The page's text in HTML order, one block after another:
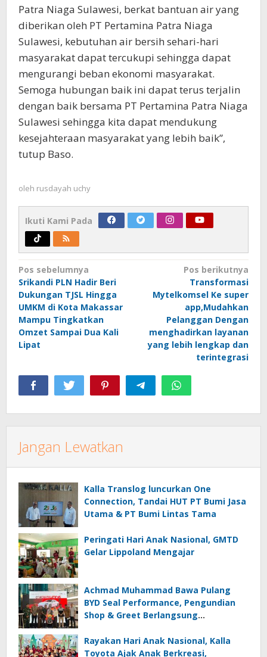
Patra Niaga Sulawesi, berkat bantuan air yang
diberikan oleh PT Pertamina Patra Niaga
Sulawesi, kebutuhan air bersih sehari-hari
masyarakat dapat tercukupi sehingga dapat
mengurangi beban ekonomi masyarakat.
Semoga hubungan baik ini dapat terus terjalin
dengan baik bersama PT Pertamina Patra Niaga
Sulawesi sehingga kita dapat mendukung
kesejahteraan masyarakat yang lebih baik”,
tutup Baso.
oleh rusdayah uchy
Ikuti Kami Pada
Navigasi
pos
Pos sebelumnya
Srikandi PLN Hadir Beri
Dukungan TJSL Hingga
UMKM di Kota Makassar
Mampu Tingkatkan
Omzet Sampai Dua Kali
Lipat
Pos berikutnya
Transformasi
Mytelkomsel Ke super
app,Mudahkan
Pelanggan Dengan
menghadirkan layanan
yang lebih lengkap dan
terintegrasi
Jangan Lewatkan
Kalla Translog luncurkan One
Connection, Tandai HUT PT Bumi Jasa
Utama & PT Bumi Lintas Tama
Peringati Hari Anak Nasional, GMTD
Gelar Lippoland Mengajar
Achmad Muhammad Bawa Pulang
BYD Seal Performance, Pengundian
Shop & Greet Berlangsung
Rayakan Hari Anak Nasional, Kalla
Toyota Ajak Anak Berkreasi,